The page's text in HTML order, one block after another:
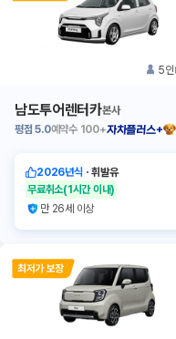
5인
남도투어렌터카본사
평점 5.0예약수 100+자차플러스+
2026년식 ㆍ휘발유
무료취소(1시간 이내)
만 26세 이상